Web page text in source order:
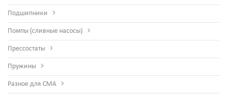
Подшипники
Помпы (сливные насосы)
Прессостаты
Пружины
Разное для СМА